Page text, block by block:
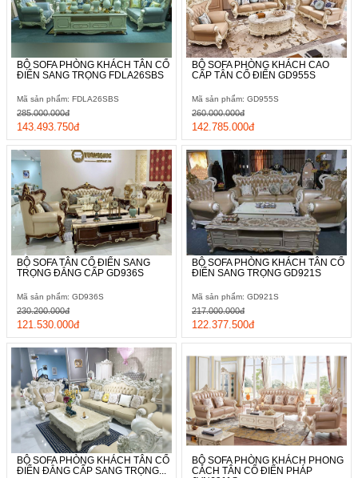
BỘ SOFA PHÒNG KHÁCH TÂN CỔ
ĐIỂN SANG TRỌNG FDLA26SBS
Mã sản phẩm: FDLA26SBS
143.493.750đ
285.000.000đ
BỘ SOFA PHÒNG KHÁCH CAO
CẤP TÂN CỔ ĐIỂN GD955S
Mã sản phẩm: GD955S
142.785.000đ
260.000.000đ
BỘ SOFA TÂN CỔ ĐIỂN SANG
TRỌNG ĐẲNG CẤP GD936S
Mã sản phẩm: GD936S
121.530.000đ
230.200.000đ
BỘ SOFA PHÒNG KHÁCH TÂN CỔ
ĐIỂN SANG TRỌNG GD921S
Mã sản phẩm: GD921S
122.377.500đ
217.000.000đ
BỘ SOFA PHÒNG KHÁCH TÂN CỔ
ĐIỂN ĐẲNG CẤP SANG TRỌNG...
BỘ SOFA PHÒNG KHÁCH PHONG
CÁCH TÂN CỔ ĐIỂN PHÁP